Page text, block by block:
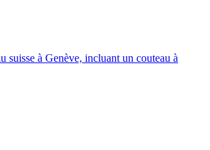
suisse à Genève, incluant un couteau à